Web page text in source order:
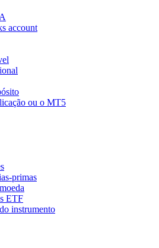
account
ou o MT5
primas
ETF
instrumento